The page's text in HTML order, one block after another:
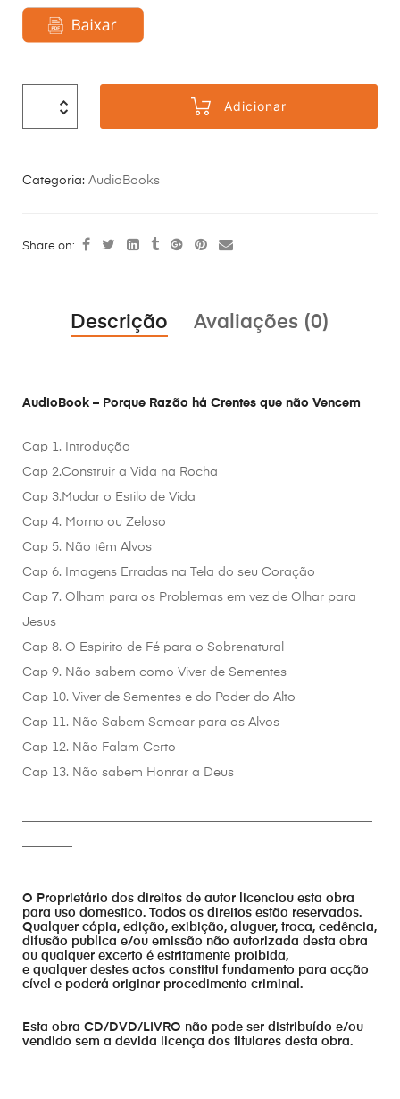
Adicionar
Categoria: AudioBooks
Share on:
Descrição Avaliações (0)
AudioBook – Porque Razão há Crentes que não Vencem
Cap 1. Introdução
Cap 2.Construir a Vida na Rocha
Cap 3.Mudar o Estilo de Vida
Cap 4. Morno ou Zeloso
Cap 5. Não têm Alvos
Cap 6. Imagens Erradas na Tela do seu Coração
Cap 7. Olham para os Problemas em vez de Olhar para
Jesus
Cap 8. O Espírito de Fé para o Sobrenatural
Cap 9. Não sabem como Viver de Sementes
Cap 10. Viver de Sementes e do Poder do Alto
Cap 11. Não Sabem Semear para os Alvos
Cap 12. Não Falam Certo
Cap 13. Não sabem Honrar a Deus
O Proprietário dos direitos de autor licenciou esta obra
para uso domestico. Todos os direitos estão reservados.
Qualquer cópia, edição, exibição, aluguer, troca, cedência,
difusão publica e/ou emissão não autorizada desta obra
ou qualquer excerto é estritamente proibida,
e qualquer destes actos constitui fundamento para acção
cível e poderá originar procedimento criminal.
Esta obra CD/DVD/LIVRO não pode ser distribuído e/ou
vendido sem a devida licença dos titulares desta obra.